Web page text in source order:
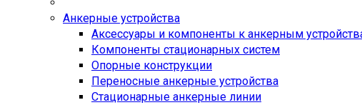
Анкерные устройства
Аксессуары и компоненты к анкерным
Компоненты стационарных систем
Опорные конструкции
Переносные анкерные устройства
Стационарные анкерные линии